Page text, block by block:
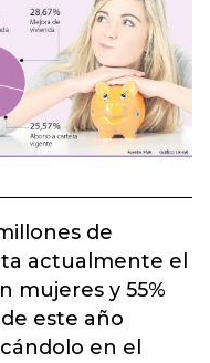
de
actualmente el
mujeres y 55%
este año
en el